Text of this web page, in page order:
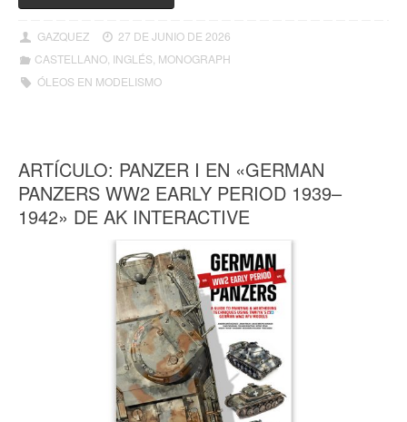
GAZQUEZ
27 DE JUNIO DE 2026
CASTELLANO, INGLÉS MONOGRAPH
ÓLEOS EN MODELISMO
ARTÍCULO: PANZER I EN «GERMAN
PANZERS WW2 EARLY PERIOD 1939–
1942» DE AK INTERACTIVE